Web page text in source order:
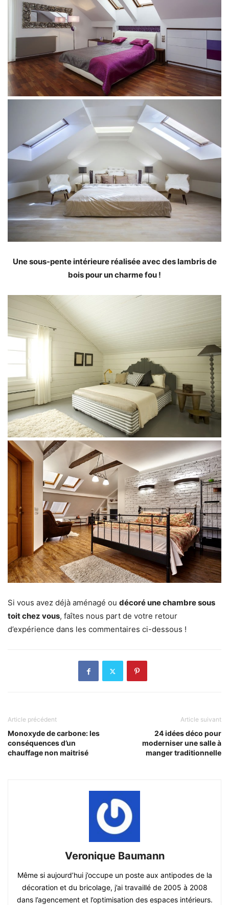
Une sous-pente intérieure réalisée avec des lambris de
bois pour un charme fou !
Si vous avez déjà aménagé ou décoré une chambre sous
toit chez vous, faîtes nous part de votre retour
d’expérience dans les commentaires ci-dessous !
Article précédent
Monoxyde de carbone: les
conséquences d’un
chauffage non maitrisé
Article suivant
24 idées déco pour
moderniser une salle à
manger traditionnelle
Veronique Baumann
Même si aujourd’hui j’occupe un poste aux antipodes de la
décoration et du bricolage, j’ai travaillé de 2005 à 2008
dans l’agencement et l’optimisation des espaces intérieurs.